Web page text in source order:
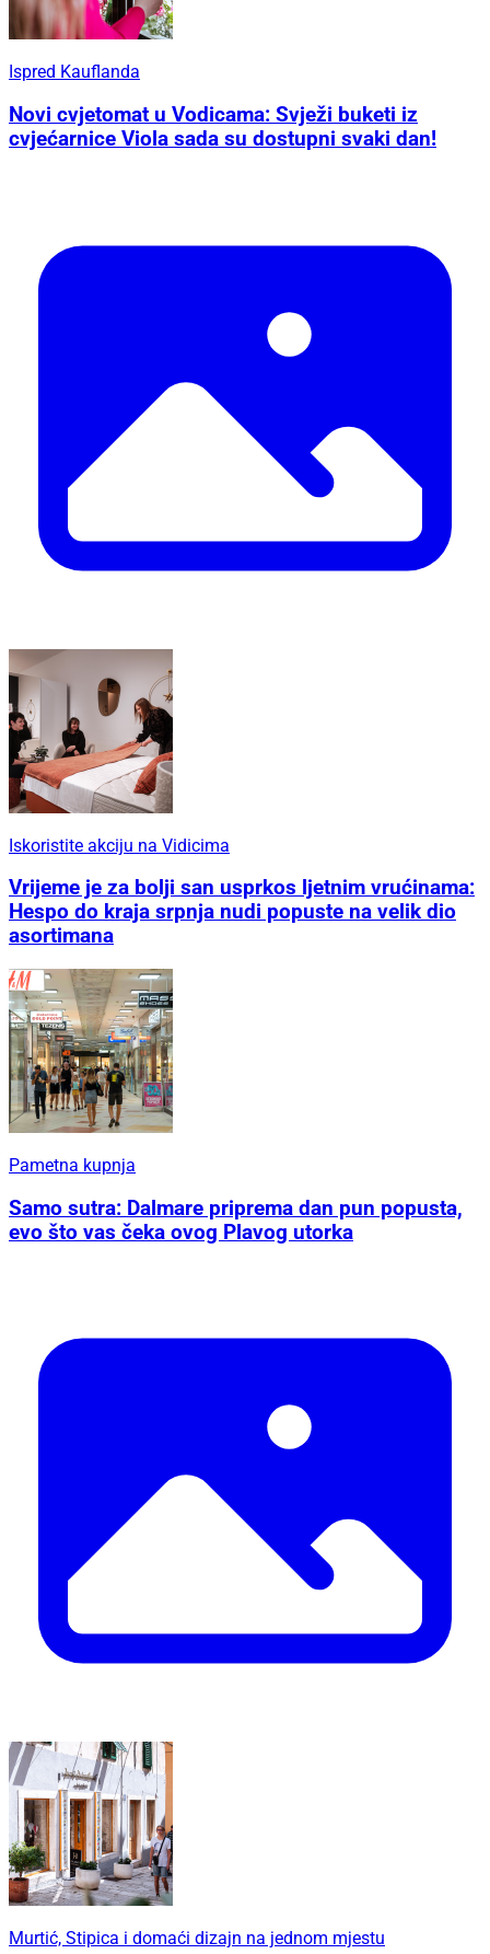
Ispred Kauflanda
Novi cvjetomat u Vodicama: Svježi buketi iz
cvjećarnice Viola sada su dostupni svaki dan!
Iskoristite akciju na Vidicima
Vrijeme je za bolji san usprkos ljetnim vrućinama:
Hespo do kraja srpnja nudi popuste na velik dio
asortimana
Pametna kupnja
Samo sutra: Dalmare priprema dan pun popusta,
evo što vas čeka ovog Plavog utorka
Murtić, Stipica i domaći dizajn na jednom mjestu